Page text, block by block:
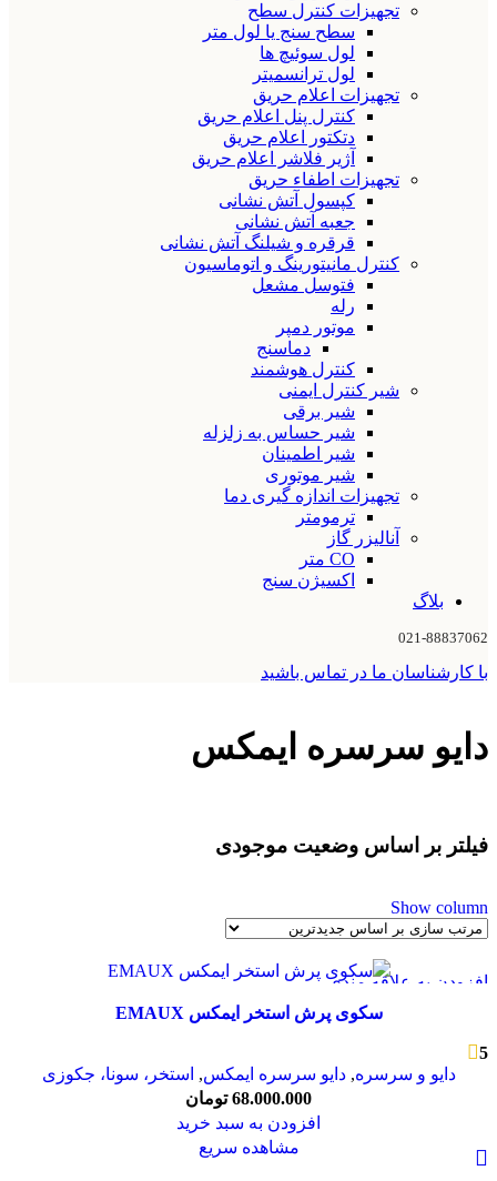
تجهیزات کنترل سطح
سطح سنج یا لول متر
لول سوئیچ ها
لول ترانسمیتر
تجهیزات اعلام حریق
کنترل پنل اعلام حریق
دتکتور اعلام حریق
آژیر فلاشر اعلام حریق
تجهیزات اطفاء حریق
کپسول آتش نشانی
جعبه آتش نشانی
قرقره و شیلنگ آتش نشانی
کنترل مانیتورینگ و اتوماسیون
فتوسل مشعل
رله
موتور دمپر
دماسنج
کنترل هوشمند
شیر کنترل ایمنی
شیر برقی
شیر حساس به زلزله
شیر اطمینان
شیر موتوری
تجهیزات اندازه گیری دما
ترمومتر
آنالیزر گاز
CO متر
اکسیژن سنج
بلاگ
021-88837062
با کارشناسان ما در تماس باشید
دایو سرسره ایمکس
فیلتر بر اساس وضعیت موجودی
Show column
افزودن به علاقه مندی
سکوی پرش استخر ایمکس EMAUX
5
دایو و سرسره,دایو سرسره ایمکس, استخر، سونا، جکوزی
68.000.000 تومان
افزودن به سبد خرید
مشاهده سریع